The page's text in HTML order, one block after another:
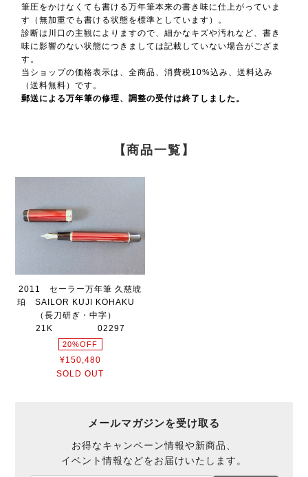
筆圧をかけなくても書ける万年筆本来の書き味に仕上がっていま
す（無加重でも書ける状態を標準としています）。
診断は川口の主観によりますので、細かなキズや汚れなど、書き
味に影響のない状態につきましては記載していない場合がござま
す。
当ショップの価格表示は、全商品、消費税10%込み、送料込み
（送料無料）です。
郵送による万年筆の修理、調整の受付は終了しました。
【商品一覧】
2011 セーラー万年筆 久慈琥
珀 SAILOR KUJI KOHAKU
（長刀研ぎ・中字）
21K 02297
20%OFF
¥150,480
SOLD OUT
メールマガジンを受け取る
お得なキャンペーン情報や新商品、
イベント情報などをお届けいたします。